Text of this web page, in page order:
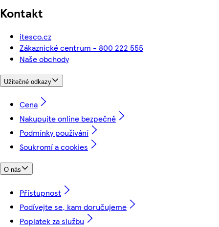
Kontakt
itesco.cz
Zákaznické centrum - 800 222 555
Naše obchody
Užitečné odkazy
Cena
Nakupujte online bezpečně
Podmínky používání
Soukromí a cookies
O nás
Přístupnost
Podívejte se, kam doručujeme
Poplatek za službu